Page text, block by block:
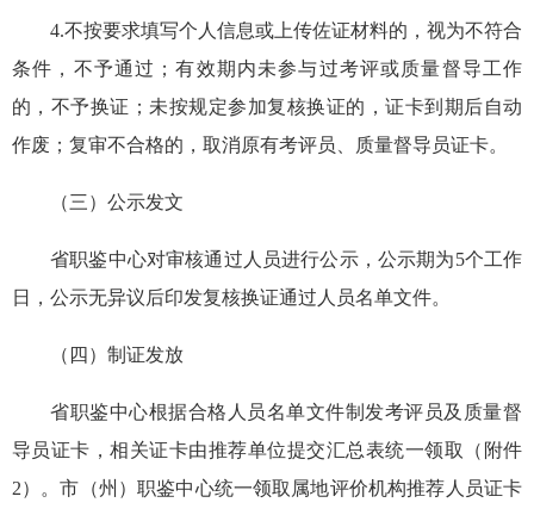
4.不按要求填写个人信息或上传佐证材料的，视为不符合
条件，不予通过； 有效期内未参与过考评或质量督导工作
的 ， 不予换证 ； 未按规定参加复核换证的，证卡到期后自动
作废 ； 复审不合格的， 取消原有考评员 、质量督导员证卡。
（三）公示发文
省职鉴中心对审核通过人员进行公示，公示期为5个工作
日，公示无异议后印发复核换证通过人员名单文件。
（四）制证发放
省职鉴中心根据合格人员名单文件制 发考评员及质量督
导员证卡，相关证卡由推荐单位提交汇总表统一领取（附件
2） 。市（州）职鉴中心统一领取属地评价机构推荐人员证卡